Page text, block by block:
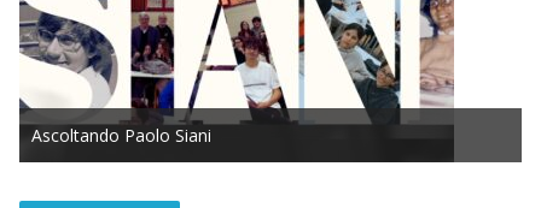
Ascoltando Paolo Siani